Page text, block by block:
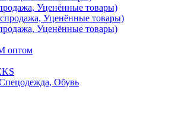
Уценённые товары)
Уценённые товары)
Уценённые товары)
оптом
Обувь